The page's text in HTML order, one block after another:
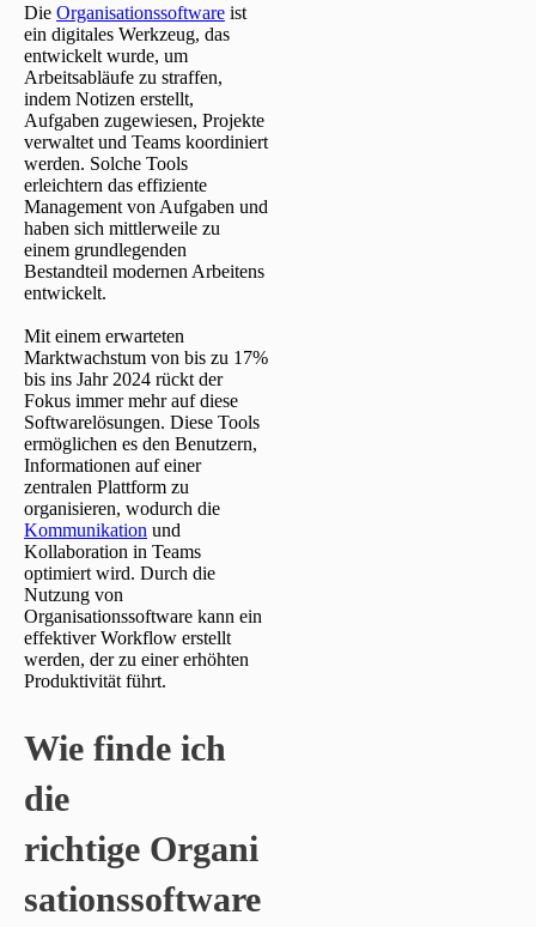
Die Organisationssoftware ist
ein digitales Werkzeug, das
entwickelt wurde, um
Arbeitsabläufe zu straffen,
indem Notizen erstellt,
Aufgaben zugewiesen, Projekte
verwaltet und Teams koordiniert
werden. Solche Tools
erleichtern das effiziente
Management von Aufgaben und
haben sich mittlerweile zu
einem grundlegenden
Bestandteil modernen Arbeitens
entwickelt.
Mit einem erwarteten
Marktwachstum von bis zu 17%
bis ins Jahr 2024 rückt der
Fokus immer mehr auf diese
Softwarelösungen. Diese Tools
ermöglichen es den Benutzern,
Informationen auf einer
zentralen Plattform zu
organisieren, wodurch die
Kommunikation und
Kollaboration in Teams
optimiert wird. Durch die
Nutzung von
Organisationssoftware kann ein
effektiver Workflow erstellt
werden, der zu einer erhöhten
Produktivität führt.
Wie finde ich
die
richtige Organi
sationssoftware